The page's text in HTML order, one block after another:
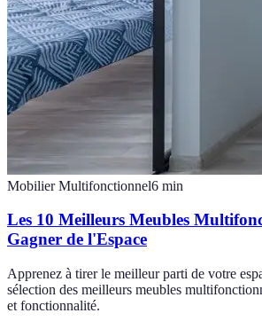
Mobilier Multifonctionnel6 min
Les 10 Meilleurs Meubles
Gagner de l'Espace
Apprenez à tirer le meilleur parti de votre
sélection des meilleurs meubles
et fonctionnalité.